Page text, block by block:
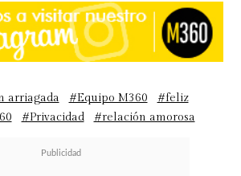
arriagada #Equipo M360
#feliz
#Privacidad #relación amorosa